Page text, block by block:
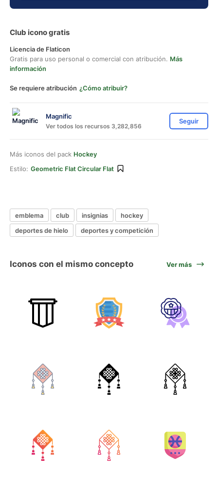
Club icono gratis
Licencia de Flaticon
Gratis para uso personal o comercial con atribución. Más
información
Se requiere atribución ¿Cómo atribuir?
Magnific
Ver todos los recursos 3,282,856
Seguir
Más iconos del pack Hockey
Estilo: Geometric Flat Circular Flat
emblema club insignias
hockey
deportes de hielo
deportes y competición
Iconos con el mismo concepto Ver más